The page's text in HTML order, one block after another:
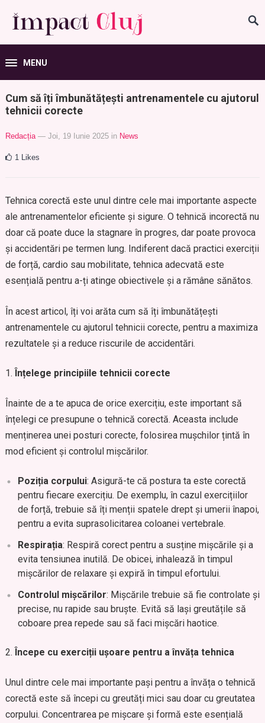
MENU
Cum să îți îmbunătățești antrenamentele cu ajutorul
tehnicii corecte
Redacția — Joi, 19 Iunie 2025 in News
1 Likes
Tehnica corectă este unul dintre cele mai importante aspecte
ale antrenamentelor eficiente și sigure. O tehnică incorectă nu
doar că poate duce la stagnare în progres, dar poate provoca
și accidentări pe termen lung. Indiferent dacă practici exerciții
de forță, cardio sau mobilitate, tehnica adecvată este
esențială pentru a-ți atinge obiectivele și a rămâne sănătos.
În acest articol, îți voi arăta cum să îți îmbunătățești
antrenamentele cu ajutorul tehnicii corecte, pentru a maximiza
rezultatele și a reduce riscurile de accidentări.
Înțelege principiile tehnicii corecte
Înainte de a te apuca de orice exercițiu, este important să
înțelegi ce presupune o tehnică corectă. Aceasta include
menținerea unei posturi corecte, folosirea mușchilor țintă în
mod eficient și controlul mișcărilor.
Poziția corpului: Asigură-te că postura ta este corectă
pentru fiecare exercițiu. De exemplu, în cazul exercițiilor
de forță, trebuie să îți menții spatele drept și umerii înapoi,
pentru a evita suprasolicitarea coloanei vertebrale.
Respirația: Respiră corect pentru a susține mișcările și a
evita tensiunea inutilă. De obicei, inhalează în timpul
mișcărilor de relaxare și expiră în timpul efortului.
Controlul mișcărilor: Mișcările trebuie să fie controlate și
precise, nu rapide sau bruște. Evită să lași greutățile să
coboare prea repede sau să faci mișcări haotice.
Începe cu exerciții ușoare pentru a învăța tehnica
Unul dintre cele mai importante pași pentru a învăța o tehnică
corectă este să începi cu greutăți mici sau doar cu greutatea
corpului. Concentrarea pe mișcare și formă este esențială